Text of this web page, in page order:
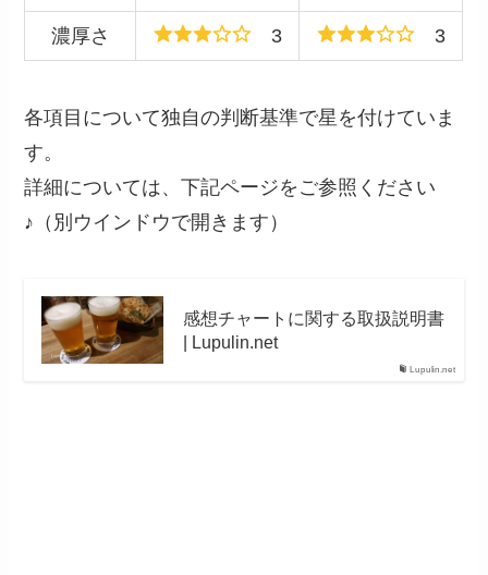
濃厚さ 3 3
各項目について独自の判断基準で星を付けていま
す。
詳細については、下記ページをご参照ください
♪（別ウインドウで開きます）
Lupulin.net
感想チャートに関する取扱説明書
| Lupulin.net